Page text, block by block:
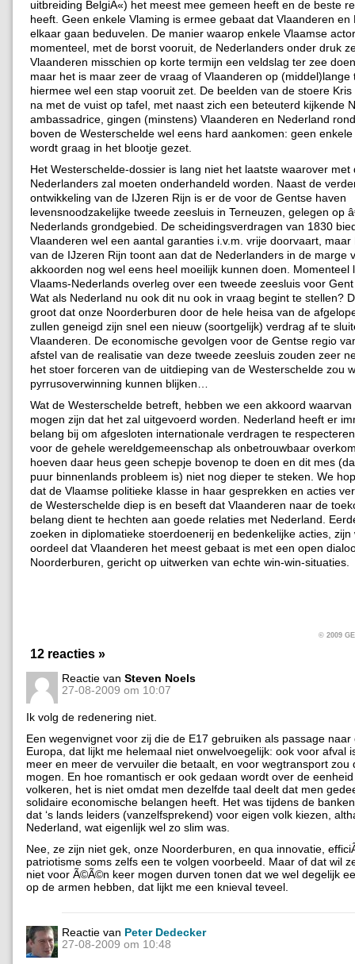
uitbreiding BelgiÃ«) het meest mee gemeen heeft en de beste
heeft. Geen enkele Vlaming is ermee gebaat dat Vlaanderen en
elkaar gaan beduvelen. De manier waarop enkele Vlaamse
momenteel, met de borst vooruit, de Nederlanders onder druk
Vlaanderen misschien op korte termijn een veldslag ter zee
maar het is maar zeer de vraag of Vlaanderen op (middel)lange
hiermee wel een stap vooruit zet. De beelden van de stoere
na met de vuist op tafel, met naast zich een beteuterd kijkende
ambassadrice, gingen (minstens) Vlaanderen en Nederland
boven de Westerschelde wel eens hard aankomen: geen
wordt graag in het blootje gezet.
Het Westerschelde-dossier is lang niet het laatste waarover met
Nederlanders zal moeten onderhandeld worden. Naast de
ontwikkeling van de IJzeren Rijn is er de voor de Gentse haven
levensnoodzakelijke tweede zeesluis in Terneuzen, gelegen op
Nederlands grondgebied. De scheidingsverdragen van 1830
Vlaanderen wel een aantal garanties i.v.m. vrije doorvaart, maar
van de IJzeren Rijn toont aan dat de Nederlanders in de marge
akkoorden nog wel eens heel moeilijk kunnen doen. Momenteel
Vlaams-Nederlands overleg over een tweede zeesluis voor
Wat als Nederland nu ook dit nu ook in vraag begint te stellen?
groot dat onze Noorderburen door de hele heisa van de
zullen geneigd zijn snel een nieuw (soortgelijk) verdrag af te
Vlaanderen. De economische gevolgen voor de Gentse regio
afstel van de realisatie van deze tweede zeesluis zouden zeer
het stoer forceren van de uitdieping van de Westerschelde zou
pyrrusoverwinning kunnen blijken…
Wat de Westerschelde betreft, hebben we een akkoord
mogen zijn dat het zal uitgevoerd worden. Nederland heeft er
belang bij om afgesloten internationale verdragen te
voor de gehele wereldgemeenschap als onbetrouwbaar
hoeven daar heus geen schepje bovenop te doen en dit mes
puur binnenlands probleem is) niet nog dieper te steken. We
dat de Vlaamse politieke klasse in haar gesprekken en acties
de Westerschelde diep is en beseft dat Vlaanderen naar de
belang dient te hechten aan goede relaties met Nederland.
zoeken in diplomatieke stoerdoenerij en bedenkelijke acties, zijn
oordeel dat Vlaanderen het meest gebaat is met een open
Noorderburen, gericht op uitwerken van echte win-win-situaties.
© 2009
12 reacties »
Reactie van Steven Noels
27-08-2009 om 10:07
Ik volg de redenering niet.
Een wegenvignet voor zij die de E17 gebruiken als passage naar
Europa, dat lijkt me helemaal niet onwelvoegelijk: ook voor afval
meer en meer de vervuiler die betaalt, en voor wegtransport zou
mogen. En hoe romantisch er ook gedaan wordt over de
volkeren, het is niet omdat men dezelfde taal deelt dat men
solidaire economische belangen heeft. Het was tijdens de
dat ‘s lands leiders (vanzelfsprekend) voor eigen volk kiezen,
Nederland, wat eigenlijk wel zo slim was.
Nee, ze zijn niet gek, onze Noorderburen, en qua innovatie,
patriotisme soms zelfs een te volgen voorbeeld. Maar of dat wil
niet voor Ã©Ã©n keer mogen durven tonen dat we wel degelijk
op de armen hebben, dat lijkt me een knieval teveel.
Reactie van Peter Dedecker
27-08-2009 om 10:48